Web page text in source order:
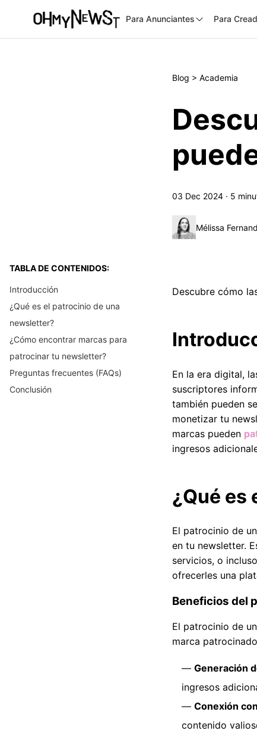
Para Anunciantes Para
Blog > Academia
03 Dec 2024 · 5
Mélissa
TABLA DE CONTENIDOS:
Introducción
¿Qué es el patrocinio de una
newsletter?
¿Cómo encontrar marcas para
patrocinar tu newsletter?
Preguntas frecuentes (FAQs)
Conclusión
Descubre cómo
En la era digital,
suscriptores
también pueden
monetizar tu
marcas pueden
ingresos
¿Qué es
El patrocinio de
en tu newsletter.
servicios, o
ofrecerles una
Beneficios del
El patrocinio de
marca
Generación
ingresos
Conexión
contenido